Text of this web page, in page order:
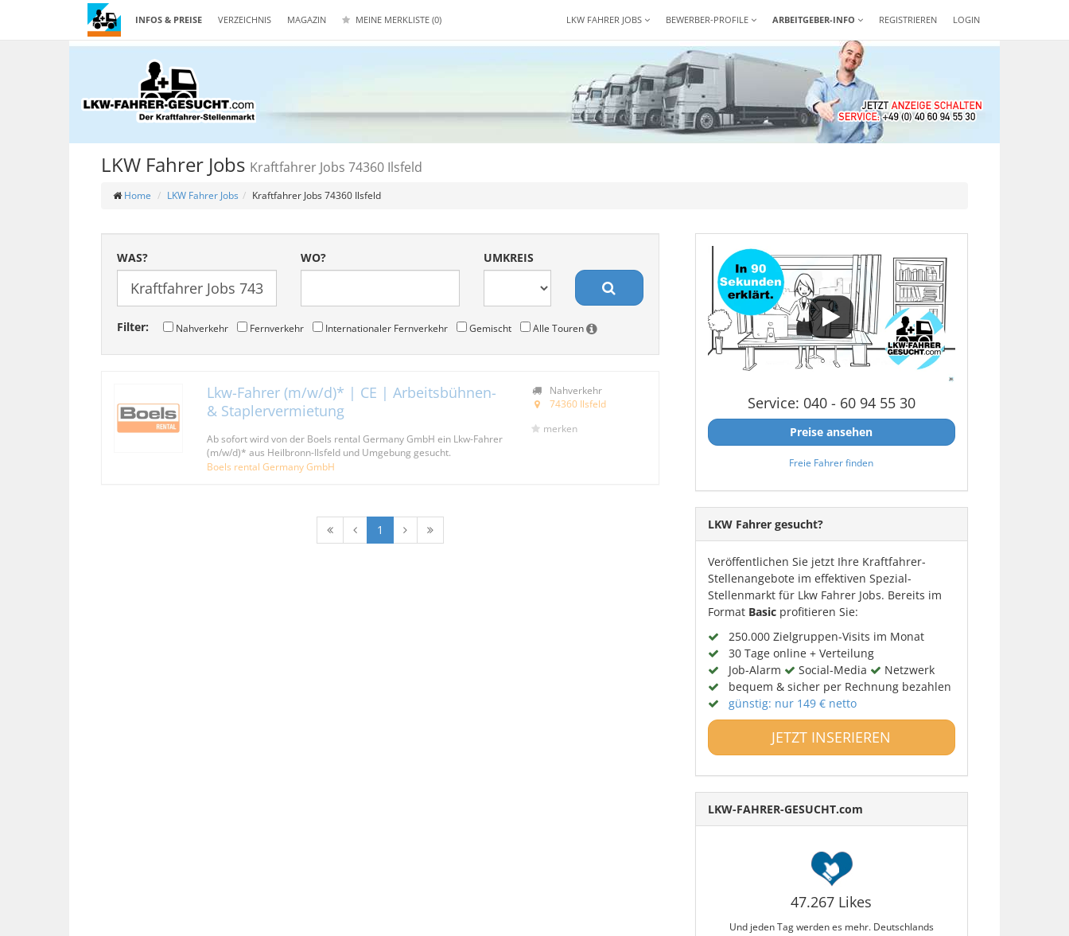
INFOS & PREISE VERZEICHNIS MAGAZIN MEINE MERKLISTE (0) REGISTRIEREN LOGIN
LKW FAHRER JOBS BEWERBER-PROFILE ARBEITGEBER-INFO
LKW Fahrer Jobs Kraftfahrer Jobs 74360 Ilsfeld
Home LKW Fahrer Jobs Kraftfahrer Jobs 74360 Ilsfeld
WAS? WO? UMKREIS
Filter: Nahverkehr Fernverkehr Internationaler Fernverkehr Gemischt Alle Touren
Lkw-Fahrer (m/w/d)* | CE | Arbeitsbühnen-
& Staplervermietung
Ab sofort wird von der Boels rental Germany GmbH ein Lkw-Fahrer
(m/w/d)* aus Heilbronn-Ilsfeld und Umgebung gesucht.
Boels rental Germany GmbH
Nahverkehr
74360 Ilsfeld
merken
1
Service: 040 - 60 94 55 30
Preise ansehen
Freie Fahrer finden
LKW Fahrer gesucht?
Veröffentlichen Sie jetzt Ihre Kraftfahrer-
Stellenangebote im effektiven Spezial-
Stellenmarkt für Lkw Fahrer Jobs. Bereits im
Format Basicprofitieren Sie:
250.000 Zielgruppen-Visits im Monat
30 Tage online + Verteilung
Job-Alarm
Social-Media
Netzwerk
bequem & sicher per Rechnung bezahlen
günstig: nur 149 € netto
JETZT INSERIEREN
LKW-FAHRER-GESUCHT.com
47.267 Likes
Und jeden Tag werden es mehr. Deutschlands